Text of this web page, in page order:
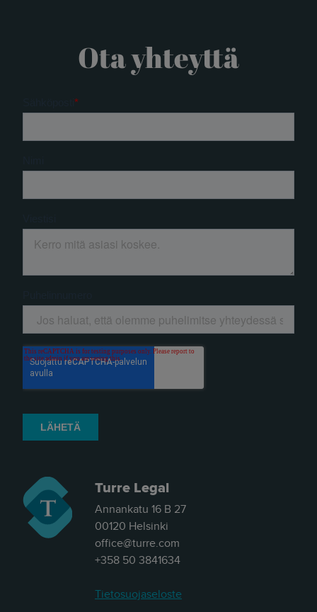
Turre Legal
Annankatu 16 B 27
00120 Helsinki
office@turre.com
+358 50 3841634
Tietosuojaseloste
Ota yhteyttä